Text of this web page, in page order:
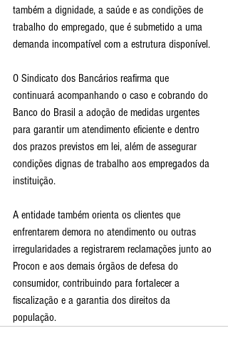
também a dignidade, a saúde e as condições de
trabalho do empregado, que é submetido a uma
demanda incompatível com a estrutura disponível.
O Sindicato dos Bancários reafirma que
continuará acompanhando o caso e cobrando do
Banco do Brasil a adoção de medidas urgentes
para garantir um atendimento eficiente e dentro
dos prazos previstos em lei, além de assegurar
condições dignas de trabalho aos empregados da
instituição.
A entidade também orienta os clientes que
enfrentarem demora no atendimento ou outras
irregularidades a registrarem reclamações junto ao
Procon e aos demais órgãos de defesa do
consumidor, contribuindo para fortalecer a
fiscalização e a garantia dos direitos da
população.